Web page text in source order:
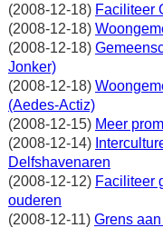
(2008-12-18) Faciliteer
(2008-12-18)
(2008-12-18)
Jonker)
(2008-12-18)
(Aedes-Actiz)
(2008-12-15) Meer
(2008-12-14)
Delfshavenaren
(2008-12-12) Faciliteer
ouderen
(2008-12-11) Grens